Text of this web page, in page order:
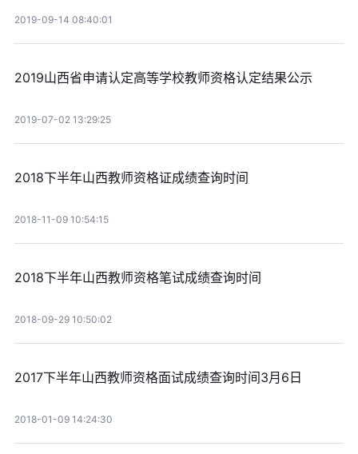
2019-09-14 08:40:01
2019山西省申请认定高等学校教师资格认定结果公示
2019-07-02 13:29:25
2018下半年山西教师资格证成绩查询时间
2018-11-09 10:54:15
2018下半年山西教师资格笔试成绩查询时间
2018-09-29 10:50:02
2017下半年山西教师资格面试成绩查询时间3月6日
2018-01-09 14:24:30